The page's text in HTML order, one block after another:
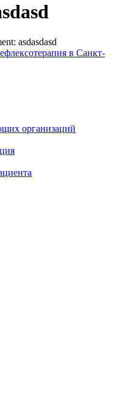
asdasdasd
в Санкт-
организаций